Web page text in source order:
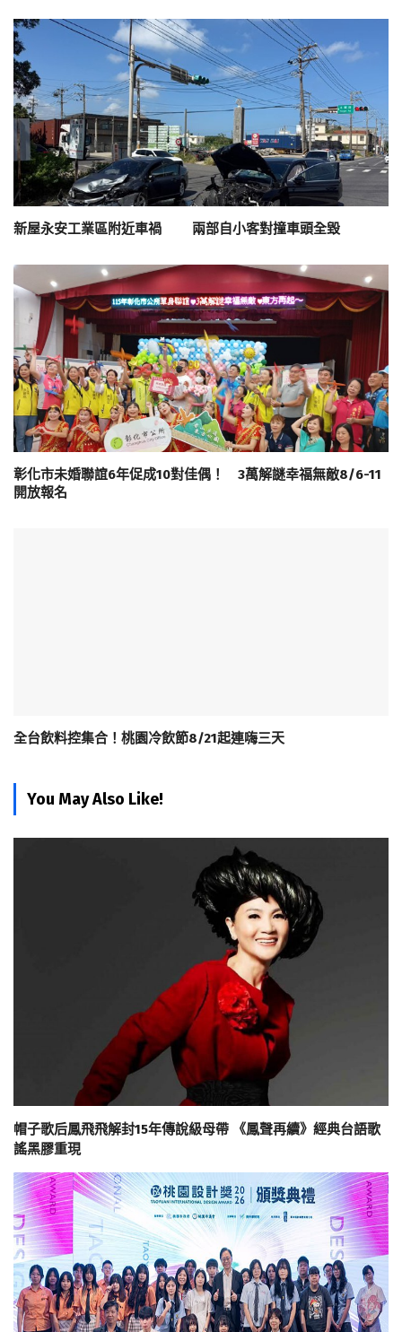
新屋永安工業區附近車禍 兩部自小客對撞車頭全毀
彰化市未婚聯誼6年促成10對佳偶！ 3萬解謎幸福無敵8/6-11
開放報名
全台飲料控集合！桃園冷飲節8/21起連嗨三天
You May Also Like!
帽子歌后鳳飛飛解封15年傳說級母帶 《鳳聲再續》經典台語歌
謠黑膠重現